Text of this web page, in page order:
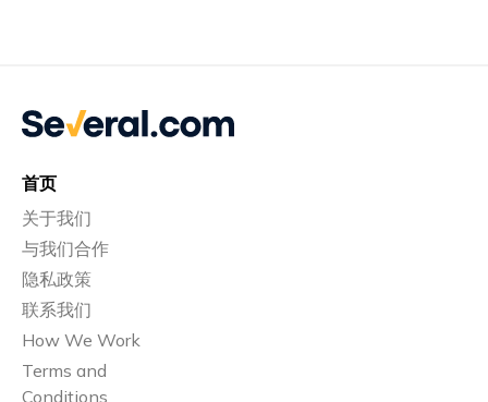
首页
关于我们
与我们合作
隐私政策
联系我们
How We Work
Terms and
Conditions